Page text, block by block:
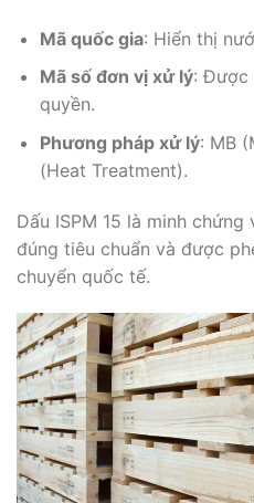
Mã quốc gia: Hiển thị
Mã số đơn vị xử lý: Được
quyền.
Phương pháp xử lý: MB
(Heat Treatment).
Dấu ISPM 15 là minh
đúng tiêu chuẩn và được
chuyển quốc tế.